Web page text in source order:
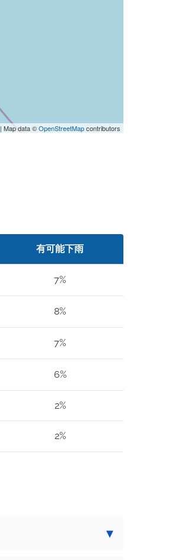
| Map data ©OpenStreetMapcontributors
有可能下雨
7%
8%
7%
6%
2%
2%